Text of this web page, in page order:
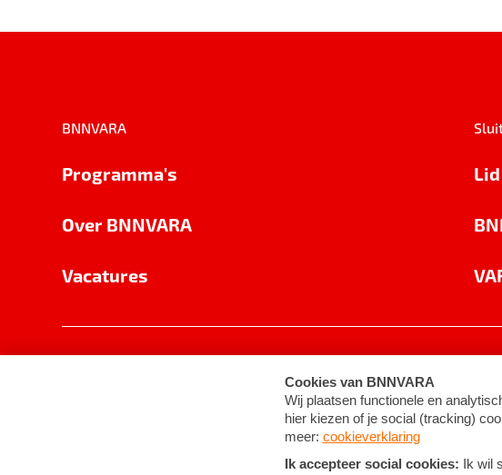
BNNVARA
Programma's
Over BNNVARA
Vacatures
Cookie-instellingen Algemene